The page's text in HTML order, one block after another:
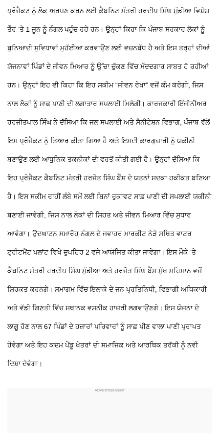
ਪ੍ਰੋਜੈਕਟ ਨੂੰ ਲੋਕ ਅਰਪਣ ਕਰਨ ਲਈ ਕੈਬਨਿਟ ਮੰਤਰੀ ਹਰਦੀਪ ਸਿੰਘ ਮੁੰਡੀਆ ਵਿਸ਼ੇਸ਼
ਤੌਰ ‘ਤੇ 1 ਜੂਨ ਨੂੰ ਨੰਗਲ ਪਹੁੰਚ ਰਹੇ ਹਨ। ਉਨ੍ਹਾਂ ਕਿਹਾ ਕਿ ਪੰਜਾਬ ਸਰਕਾਰ ਲੋਕਾਂ ਨੂੰ
ਬੁਨਿਆਦੀ ਸੁਵਿਧਾਵਾਂ ਮੁਹੱਈਆ ਕਰਵਾਉਣ ਲਈ ਵਚਨਬੱਧ ਹੈ ਅਤੇ ਇਸ ਤਰ੍ਹਾਂ ਦੀਆਂ
ਯੋਜਨਾਵਾਂ ਪਿੰਡਾਂ ਦੇ ਜੀਵਨ ਮਿਆਰ ਨੂੰ ਉੱਚਾ ਚੁੱਕਣ ਵਿੱਚ ਮੱਦਦਗਾਰ ਸਾਬਤ ਹੋ ਰਹੀਆਂ
ਹਨ। ਉਨ੍ਹਾਂ ਇਹ ਵੀ ਕਿਹਾ ਕਿ ਇਹ ਸਕੀਮ “ਜੀਵਨ ਰੇਖਾ” ਵਜੋਂ ਕੰਮ ਕਰੇਗੀ, ਜਿਸ
ਨਾਲ ਲੋਕਾਂ ਨੂੰ ਸਾਫ਼ ਪਾਣੀ ਦੀ ਲਗਾਤਾਰ ਸਪਲਾਈ ਮਿਲੇਗੀ। ਕਾਰਜਕਾਰੀ ਇੰਜੀਨੀਅਰ
ਹਰਜੀਤਪਾਲ ਸਿੰਘ ਨੇ ਦੱਸਿਆ ਕਿ ਜਲ ਸਪਲਾਈ ਅਤੇ ਸੈਨੀਟੇਸ਼ਨ ਵਿਭਾਗ, ਪੰਜਾਬ ਵੱਲੋਂ
ਇਸ ਪ੍ਰੋਜੈਕਟ ਨੂੰ ਤਿਆਰ ਕੀਤਾ ਗਿਆ ਹੈ ਅਤੇ ਇਸਦੀ ਕਾਰਗੁਜ਼ਾਰੀ ਨੂੰ ਯਕੀਨੀ
ਬਣਾਉਣ ਲਈ ਆਧੁਨਿਕ ਤਕਨੀਕਾਂ ਦੀ ਵਰਤੋਂ ਕੀਤੀ ਗਈ ਹੈ। ਉਨ੍ਹਾਂ ਦੱਸਿਆ ਕਿ
ਇਹ ਪ੍ਰੋਜੈਕਟ ਕੈਬਨਿਟ ਮੰਤਰੀ ਹਰਜੋਤ ਸਿੰਘ ਬੈਂਸ ਦੇ ਯਤਨਾਂ ਸਦਕਾ ਹਕੀਕਤ ਬਣਿਆ
ਹੈ। ਇਸ ਸਕੀਮ ਰਾਹੀਂ ਲੰਬੇ ਸਮੇਂ ਲਈ ਬਿਨਾਂ ਰੁਕਾਵਟ ਸਾਫ਼ ਪਾਣੀ ਦੀ ਸਪਲਾਈ ਯਕੀਨੀ
ਬਣਾਈ ਜਾਵੇਗੀ, ਜਿਸ ਨਾਲ ਲੋਕਾਂ ਦੀ ਸਿਹਤ ਅਤੇ ਜੀਵਨ ਮਿਆਰ ਵਿੱਚ ਸੁਧਾਰ
ਆਵੇਗਾ। ਉਦਘਾਟਨ ਸਮਾਰੋਹ ਨੰਗਲ ਦੇ ਜਵਾਹਰ ਮਾਰਕੀਟ ਨੇੜੇ ਸਥਿਤ ਵਾਟਰ
ਟ੍ਰੀਟਮੈਂਟ ਪਲਾਂਟ ਵਿਖੇ ਦੁਪਹਿਰ 2 ਵਜੇ ਆਯੋਜਿਤ ਕੀਤਾ ਜਾਵੇਗਾ। ਇਸ ਮੌਕੇ ‘ਤੇ
ਕੈਬਨਿਟ ਮੰਤਰੀ ਹਰਦੀਪ ਸਿੰਘ ਮੁੰਡੀਆ ਅਤੇ ਹਰਜੋਤ ਸਿੰਘ ਬੈਂਸ ਮੁੱਖ ਮਹਿਮਾਨ ਵਜੋਂ
ਸ਼ਿਰਕਤ ਕਰਨਗੇ। ਸਮਾਗਮ ਵਿੱਚ ਇਲਾਕੇ ਦੇ ਜਨ ਪ੍ਰਤਿਨਿਧੀ, ਵਿਭਾਗੀ ਅਧਿਕਾਰੀ
ਅਤੇ ਵੱਡੀ ਗਿਣਤੀ ਵਿੱਚ ਸਥਾਨਕ ਵਸਨੀਕ ਹਾਜ਼ਰੀ ਲਗਵਾਉਣਗੇ। ਇਸ ਯੋਜਨਾ ਦੇ
ਲਾਗੂ ਹੋਣ ਨਾਲ 67 ਪਿੰਡਾਂ ਦੇ ਹਜ਼ਾਰਾਂ ਪਰਿਵਾਰਾਂ ਨੂੰ ਸਾਫ਼ ਪੀਣ ਵਾਲਾ ਪਾਣੀ ਪ੍ਰਾਪਤ
ਹੋਵੇਗਾ ਅਤੇ ਇਹ ਕਦਮ ਪੇਂਡੂ ਖੇਤਰਾਂ ਦੀ ਸਮਾਜਿਕ ਅਤੇ ਆਰਥਿਕ ਤਰੱਕੀ ਨੂੰ ਨਵੀ
ਦਿਸ਼ਾ ਦੇਵੇਗਾ।